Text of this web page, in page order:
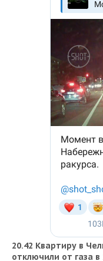
20.42 Квартиру в
отключили от газа